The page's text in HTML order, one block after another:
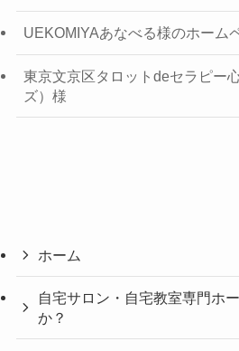
UEKOMIYAあなべる様のホーム
東京文京区タロットdeセラピー
ズ）様
ホーム
自宅サロン・自宅教室専門ホ
か？